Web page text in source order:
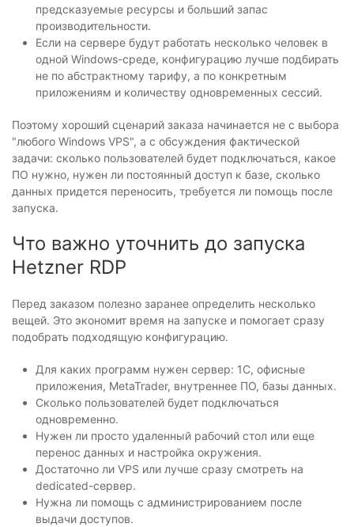
предсказуемые ресурсы и больший запас
производительности.
Если на сервере будут работать несколько человек в
одной Windows-среде, конфигурацию лучше подбирать
не по абстрактному тарифу, а по конкретным
приложениям и количеству одновременных сессий.
Поэтому хороший сценарий заказа начинается не с выбора
"любого Windows VPS", а с обсуждения фактической
задачи: сколько пользователей будет подключаться, какое
ПО нужно, нужен ли постоянный доступ к базе, сколько
данных придется переносить, требуется ли помощь после
запуска.
Что важно уточнить до запуска
Hetzner RDP
Перед заказом полезно заранее определить несколько
вещей. Это экономит время на запуске и помогает сразу
подобрать подходящую конфигурацию.
Для каких программ нужен сервер: 1С, офисные
приложения, MetaTrader, внутреннее ПО, базы данных.
Сколько пользователей будет подключаться
одновременно.
Нужен ли просто удаленный рабочий стол или еще
перенос данных и настройка окружения.
Достаточно ли VPS или лучше сразу смотреть на
dedicated-сервер.
Нужна ли помощь с администрированием после
выдачи доступов.